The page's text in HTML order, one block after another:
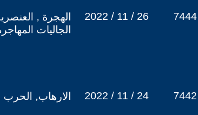
الهجرة ,
الجاليات
2022 / 11 / 26 7444
الارهاب, الحرب 2022 / 11 / 24 7442